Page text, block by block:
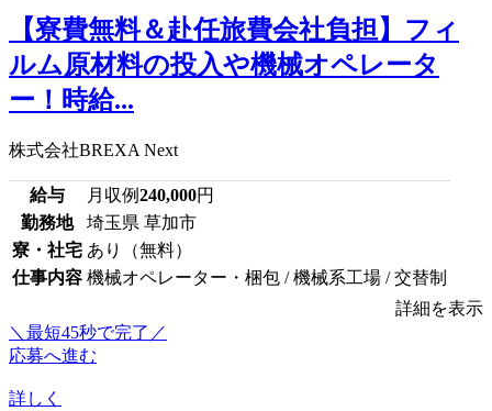
【寮費無料＆赴任旅費会社負担】フィ
ルム原材料の投入や機械オペレータ
ー！時給...
株式会社BREXA Next
給与 月収例240,000円
勤務地
埼玉県 草加市
寮・社宅 あり（無料）
仕事内容 機械オペレーター・梱包 / 機械系工場 / 交替制
詳細を表示
＼最短45秒で完了／
応募へ進む
詳しく